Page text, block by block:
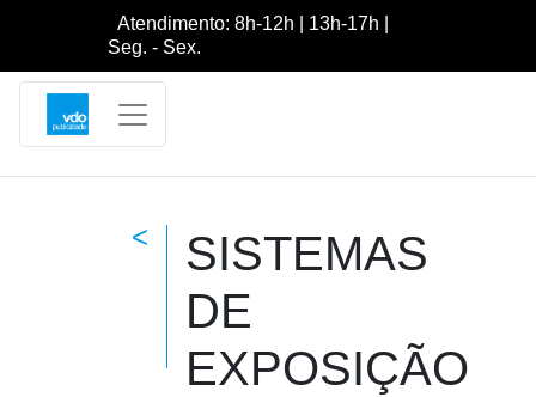
Atendimento: 8h-12h | 13h-17h |
Seg. - Sex.
<
SISTEMAS
DE
EXPOSIÇÃO